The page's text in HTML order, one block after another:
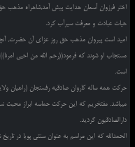
اختر فرزوان آسمان هدایت پیش آمد,شاهراه مذهب
حیات عبادت و معرفت سیرآب کرد.
امید است پیروان مذهب حق روز عزای آن حضرت,
مستجاب او شوند که فرمود((رحم الله من احیی
است.
حرکت همه ساله کاروان صادقیه رفسنجان (راهیان
میباشد. مفتخریم که این حرکت حماسه ابراز محبت
دارالصادقیون گردید.
الحمدالله که این مراسم به عنوان سنتی پویا در